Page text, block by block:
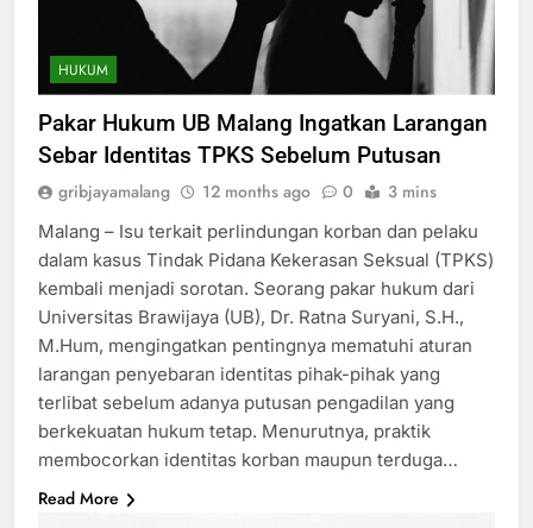
HUKUM
Pakar Hukum UB Malang Ingatkan Larangan
Sebar Identitas TPKS Sebelum Putusan
gribjayamalang 12 months ago 0 3 mins
Malang – Isu terkait perlindungan korban dan pelaku
dalam kasus Tindak Pidana Kekerasan Seksual (TPKS)
kembali menjadi sorotan. Seorang pakar hukum dari
Universitas Brawijaya (UB), Dr. Ratna Suryani, S.H.,
M.Hum, mengingatkan pentingnya mematuhi aturan
larangan penyebaran identitas pihak-pihak yang
terlibat sebelum adanya putusan pengadilan yang
berkekuatan hukum tetap. Menurutnya, praktik
membocorkan identitas korban maupun terduga…
Read More